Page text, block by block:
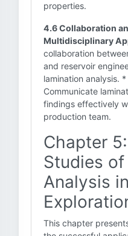
properties.
4.6 Collaboration
Multidisciplinary
collaboration
and reservoir
lamination analysis. *
Communicate
findings effectively
production team.
Chapter
Studies
Analysis
This chapter